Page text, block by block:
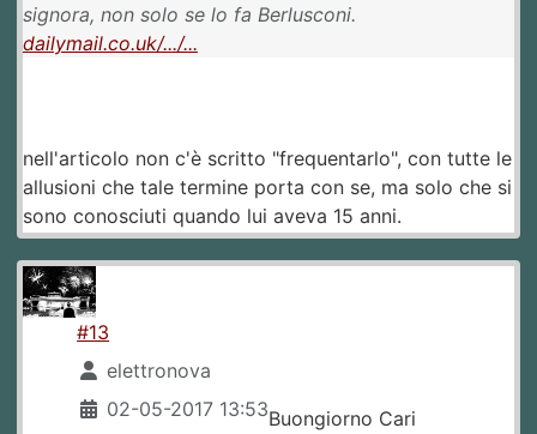
signora, non solo se lo fa Berlusconi.
dailymail.co.uk/.../...
nell'articolo non c'è scritto "frequentarlo", con tutte le
allusioni che tale termine porta con se, ma solo che si
sono conosciuti quando lui aveva 15 anni.
#13
elettronova
02-05-2017 13:53Buongiorno Cari